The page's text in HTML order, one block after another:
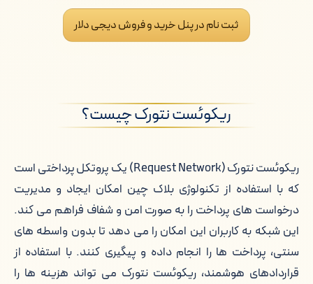
خرید ریکوئست نتورک از دیجی دلار
نتورک؟
تغییرات قیمت ریکوئست نتورک
کیف پول های مناسب برای ریکوئست
نتورک
قیمت لحظه ای ریکوئست نتورک به تومان
ثبت نام در پنل خرید و فروش دیجی دلار
ریکوئست نتورک چیست؟
ریکوئست نتورک (Request Network) یک پروتکل پرداختی است
که با استفاده از تکنولوژی بلاک چین امکان ایجاد و مدیریت
درخواست های پرداخت را به صورت امن و شفاف فراهم می کند.
این شبکه به کاربران این امکان را می دهد تا بدون واسطه های
سنتی، پرداخت ها را انجام داده و پیگیری کنند. با استفاده از
قراردادهای هوشمند، ریکوئست نتورک می تواند هزینه ها را